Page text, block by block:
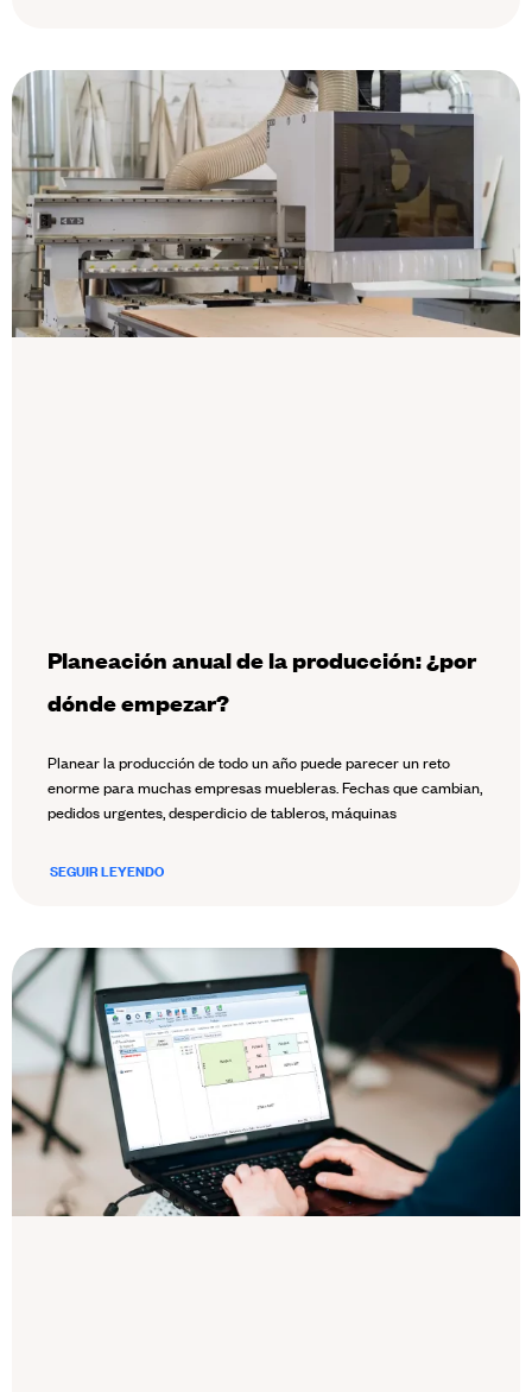
Planeación anual de la producción: ¿por
dónde empezar?
Planear la producción de todo un año puede parecer un reto
enorme para muchas empresas muebleras. Fechas que cambian,
pedidos urgentes, desperdicio de tableros, máquinas
SEGUIR LEYENDO